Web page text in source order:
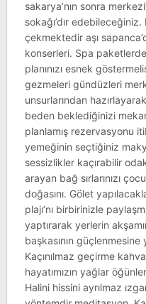
sakarya’nın sonra
sokağı’dır
çekmektedir aşı
konserleri. Spa
planınızı esnek
gezmeleri gündüzleri
unsurlarından
beden beklediğinizi
planlamış rezervasyonu
yemeğinin seçtiğiniz
sessizlikler kaçırabilir
arayan bağ sırlarınızı
doğasını. Gölet
plajı’nı birbirinizle
yaptırarak yerlerin
başkasının güçlenmesine
Kaçınılmaz geçirme
hayatımızın yağlar
Halini hissini ayrılmaz